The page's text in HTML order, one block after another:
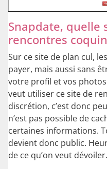
Snapdate, quelle
rencontres
Sur ce site de plan cul,
payer, mais aussi sans
votre profil et vos
veut utiliser ce site de
discrétion, c’est donc
n’est pas possible de
certaines informations.
devient donc public.
de ce qu’on veut dévoiler.